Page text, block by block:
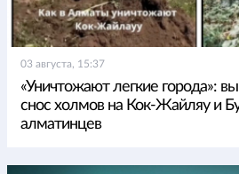
03 августа, 15:37
«Уничтожают легкие города»:
снос холмов на Кок-Жайляу и
алматинцев